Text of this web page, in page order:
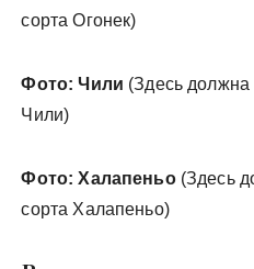
сорта Огонек)
Фото: Чили (Здесь
Чили)
Фото: Халапеньо(Здесь
сорта Халапеньо)